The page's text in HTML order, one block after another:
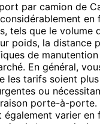
par camion de
en
tels que le volume
poids, la distance
de
En général,
les tarifs soient
ou
porte-à-porte.
également varier en